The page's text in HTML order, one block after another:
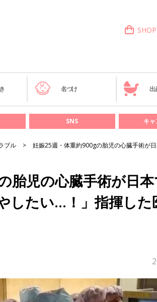
SHOP
名づけ 出
SNS キ
ブル 妊娠25週・体重約900gの胎児の心臓手術が
胎児の心臓手術が日
したい…！」指揮した